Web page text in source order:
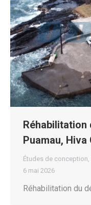
Réhabilitation
Puamau, Hiva
Études de conception
6 mai 2026
Réhabilitation du